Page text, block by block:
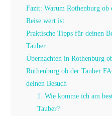
Fazit: Warum Rothenburg
Reise wert ist
Praktische Tipps für deinen
Tauber
Übernachten in Rothenburg
Rothenburg ob der Tauber
deinen Besuch
1. Wie komme ich am
Tauber?